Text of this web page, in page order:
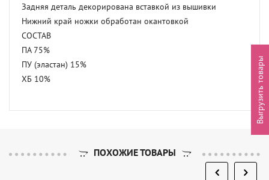
Задняя деталь декорирована вставкой из вышивки
Нижний край ножки обработан окантовкой
СОСТАВ
ПА 75%
ПУ (эластан) 15%
ХБ 10%
ПОХОЖИЕ ТОВАРЫ
Выгрузить товары